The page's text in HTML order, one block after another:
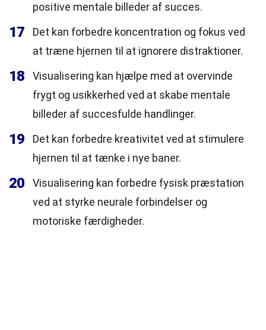
positive mentale billeder af succes.
17
Det kan forbedre koncentration og fokus ved
at træne hjernen til at ignorere distraktioner.
18
Visualisering kan hjælpe med at overvinde
frygt og usikkerhed ved at skabe mentale
billeder af succesfulde handlinger.
19
Det kan forbedre kreativitet ved at stimulere
hjernen til at tænke i nye baner.
20
Visualisering kan forbedre fysisk præstation
ved at styrke neurale forbindelser og
motoriske færdigheder.